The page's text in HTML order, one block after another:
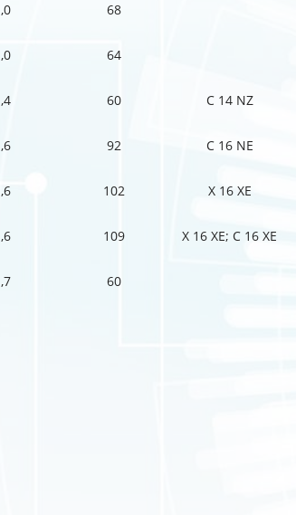
68
64
60 C 14 NZ
92 C 16 NE
102 X 16 XE
109 X 16 XE; C 16 XE
60